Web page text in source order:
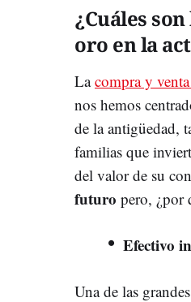
¿Cuáles
oro en la
Lacompra y
nos hemos
de la antigüedad,
familias que
del valor de su
futuro pero, ¿por
Efectivo
Una de las